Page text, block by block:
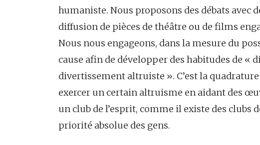
humaniste. Nous proposons des débats avec
diffusion de pièces de théâtre ou de films
Nous nous engageons, dans la mesure du
cause afin de développer des habitudes de «
divertissement altruiste ». C’est la
exercer un certain altruisme en aidant des
un club de l’esprit, comme il existe des clubs
priorité absolue des gens.